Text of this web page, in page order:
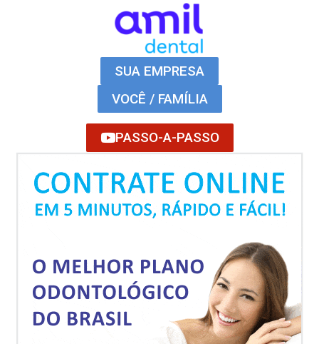
SUA EMPRESA
VOCÊ / FAMÍLIA
PASSO-A-PASSO